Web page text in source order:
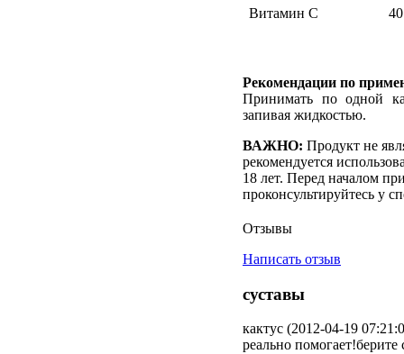
Витамин С
Рекомендации по
Принимать по одной
запивая жидкостью.
ВАЖНО: Продукт не
рекомендуется
18 лет. Перед началом
проконсультируйтесь у
Отзывы
Написать отзыв
суставы
кактус (2012-04-19
реально помогает!берите